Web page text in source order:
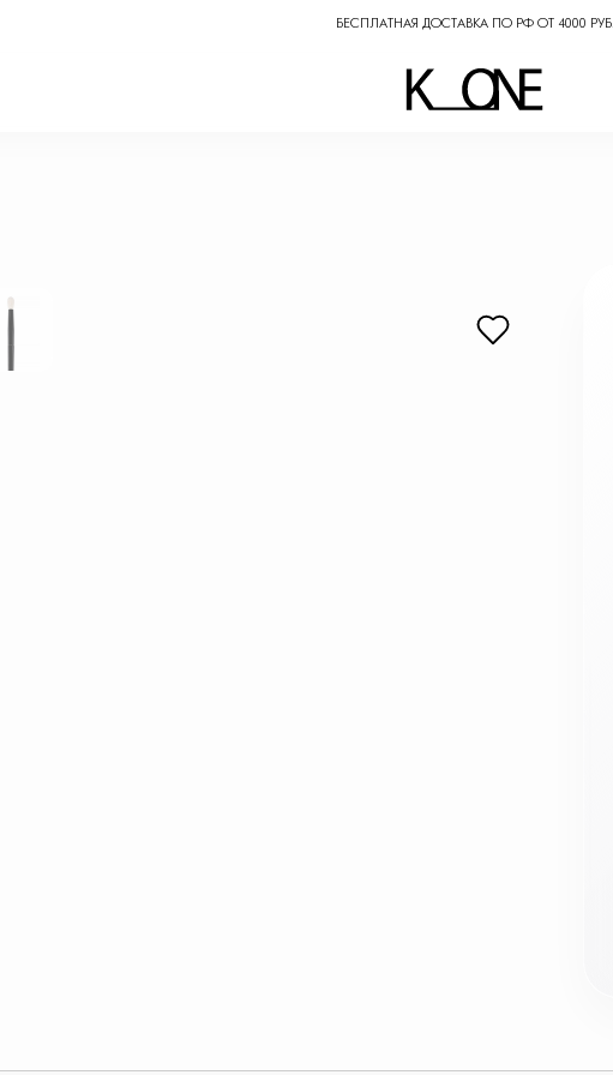
БЕСПЛАТНАЯ ДОСТАВКА ПО РФ ОТ 4000 РУБ.